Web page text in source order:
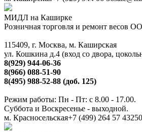
МИДЛ на Каширке
Розничная торговля и ремонт весов
115409, г. Москва, м. Каширская
ул. Кошкина д.4 (вход со двора,
8(929) 944-06-36
8(966) 088-51-90
8(495) 988-52-88 (доб. 125)
Режим работы: Пн - Пт: с 8.00 - 17.00.
Суббота и Воскресенье - выходной.
м. Красносельская+7 (499) 264 57 43